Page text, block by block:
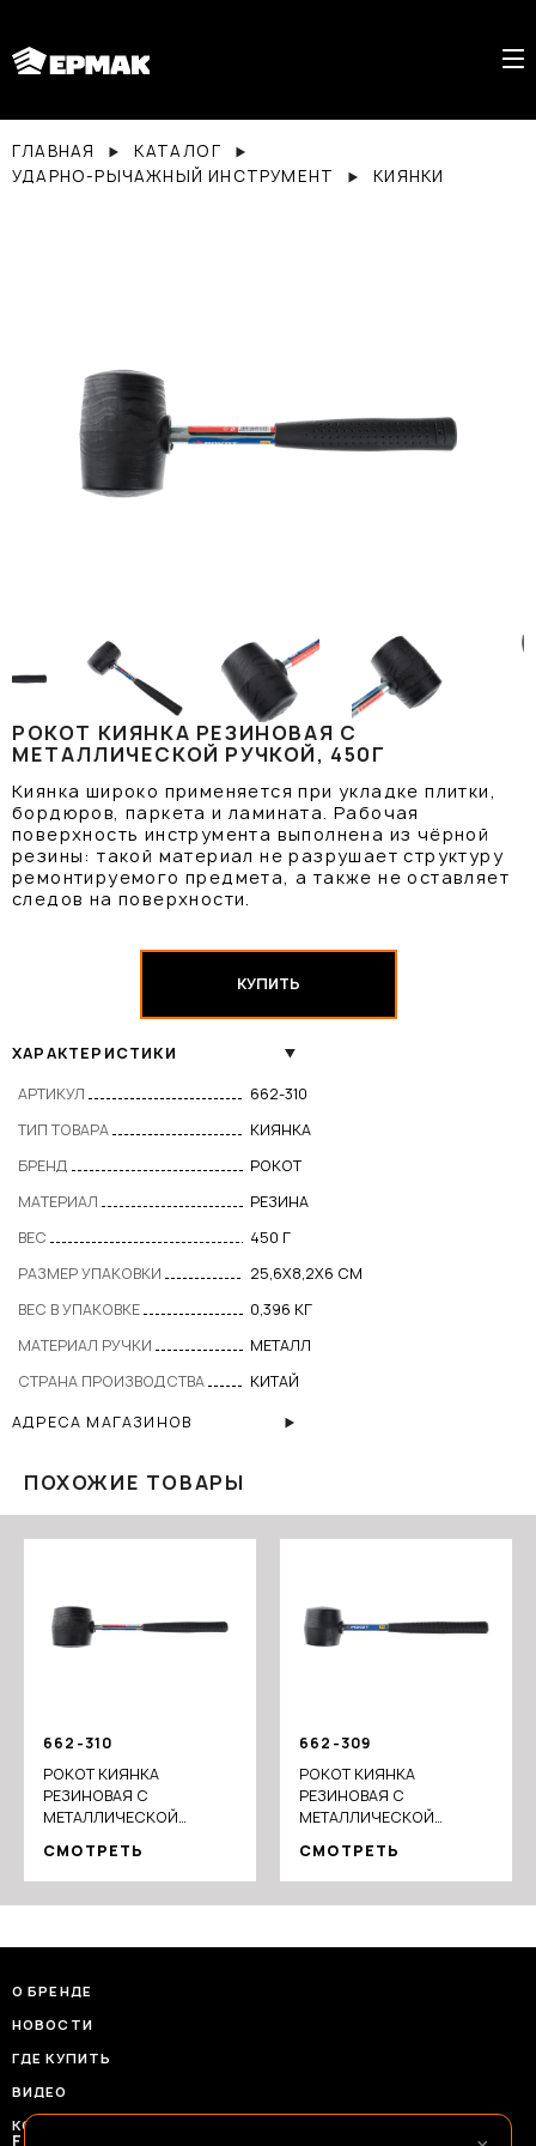
ГЛАВНАЯ
КАТАЛОГ
УДАРНО-РЫЧАЖНЫЙ ИНСТРУМЕНТ
КИЯНКИ
РОКОТ КИЯНКА РЕЗИНОВАЯ С
МЕТАЛЛИЧЕСКОЙ РУЧКОЙ, 450Г
Киянка широко применяется при укладке плитки,
бордюров, паркета и ламината. Рабочая
поверхность инструмента выполнена из чёрной
резины: такой материал не разрушает структуру
ремонтируемого предмета, а также не оставляет
следов на поверхности.
КУПИТЬ
ХАРАКТЕРИСТИКИ
АРТИКУЛ
662-310
ТИП ТОВАРА
КИЯНКА
БРЕНД
РОКОТ
МАТЕРИАЛ
РЕЗИНА
ВЕС
450 Г
РАЗМЕР УПАКОВКИ
25,6Х8,2Х6 СМ
ВЕС В УПАКОВКЕ
0,396 КГ
МАТЕРИАЛ РУЧКИ
МЕТАЛЛ
СТРАНА ПРОИЗВОДСТВА
КИТАЙ
АДРЕСА МАГАЗИНОВ
ПОХОЖИЕ ТОВАРЫ
662-310
РОКОТ КИЯНКА
РЕЗИНОВАЯ С
МЕТАЛЛИЧЕСКОЙ
СМОТРЕТЬ
662-309
РОКОТ КИЯНКА
РЕЗИНОВАЯ С
МЕТАЛЛИЧЕСКОЙ
СМОТРЕТЬ
О БРЕНДЕ
НОВОСТИ
ГДЕ КУПИТЬ
ВИДЕО
КОНТАКТЫ
FRANSHIZAERMAK@CONSTANTA-T.RU